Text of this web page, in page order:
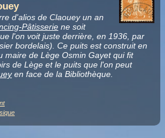
d'alios de Claouey un an
Pâtisserie ne soit
l'on voit juste derrière, en 1936, par
bordelais). Ce puits est construit en
maire de Lège Osmin Gayet qui fit
de Lège et le puits que l'on peut
en face de la Bibliothèque.